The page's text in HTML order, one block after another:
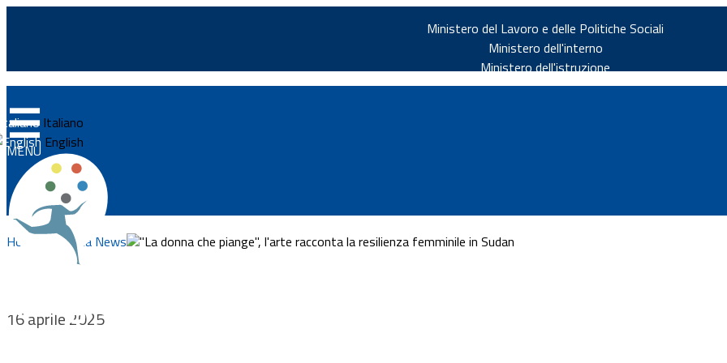
Home
News
Approfondimenti
Eventi
Normativa
Documenti
Ministero del Lavoro e delle Politiche Sociali
Ministero dell'interno
Ministero dell'istruzione
Italiano
English
☰
MENU
Integrazionemigranti.gov.it
Home Ricerca News "La donna che piange", l'arte racconta la resilienza femminile in Sudan
16 aprile 2025